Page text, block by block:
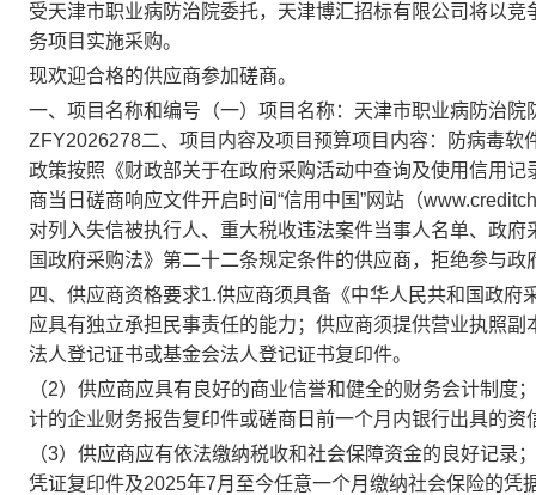
受天津市职业病防治院委托，天津博汇招标有限公司将以
务项目实施采购。
现欢迎合格的供应商参加磋商。
一、项目名称和编号（一）项目名称：天津市职业病防治
ZFY2026278二、项目内容及项目预算项目内容：防病毒
政策按照《财政部关于在政府采购活动中查询及使用信用
商当日磋商响应文件开启时间“信用中国”网站（
对列入失信被执行人、重大税收违法案件当事人名单、政
国政府采购法》第二十二条规定条件的供应商，拒绝参与
四、供应商资格要求1.供应商须具备《中华人民共和国政
应具有独立承担民事责任的能力；供应商须提供营业执照
法人登记证书或基金会法人登记证书复印件。
（2）供应商应具有良好的商业信誉和健全的财务会计制
计的企业财务报告复印件或磋商日前一个月内银行出具的资
（3）供应商应有依法缴纳税收和社会保障资金的良好记
凭证复印件及2025年7月至今任意一个月缴纳社会保险的凭